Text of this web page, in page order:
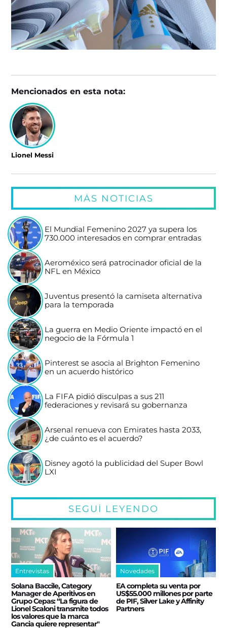
Mencionados en esta nota:
Lionel Messi
MÁS NOTICIAS
El Mundial Femenino 2027 ya supera los
730.000 interesados en comprar entradas
Aeroméxico será patrocinador oficial de la
NFL en México
Juventus presentó la camiseta alternativa
para la temporada
La guerra en Medio Oriente impactó en el
negocio de la Fórmula 1
Pinterest se asocia al Brighton Femenino
en un acuerdo histórico
La FIFA pidió disculpas a sus 211
federaciones y revisará su gobernanza
Arsenal renueva con Emirates hasta 2033,
¿de cuánto es el acuerdo?
Disney agotó la publicidad del Super Bowl
LXI
SEGUÍ LEYENDO
Entrevistas
Solana Baccile, Category
Manager de Aperitivos en
Grupo Cepas: “La figura de
Lionel Scaloni transmite todos
los valores que la marca
Gancia quiere representar"
Novedades
EA completa su venta por
US$55.000 millones por parte
de PIF, Silver Lake y Affinity
Partners